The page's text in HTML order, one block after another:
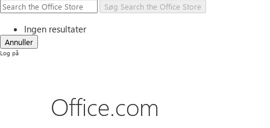
Søg Search the Office Store
Ingen resultater
Annuller
Log på
Office.com